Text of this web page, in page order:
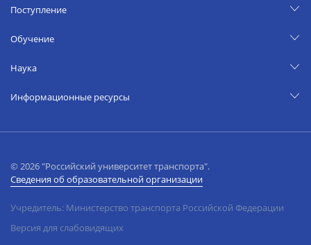
Поступление
Обучение
Наука
Информационные ресурсы
© 2026 "Российский университет транспорта".
Сведения об образовательной организации
Учредитель: Министерство транспорта Российской Федерации
Версия для слабовидящих